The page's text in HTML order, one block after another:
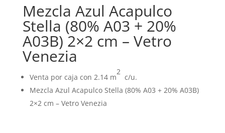
Mezcla Azul Acapulco
Stella (80% A03 + 20%
A03B) 2×2 cm – Vetro
Venezia
Venta por caja con 2.14 m
2
c/u.
Mezcla Azul Acapulco Stella (80% A03 + 20% A03B)
2×2 cm – Vetro Venezia